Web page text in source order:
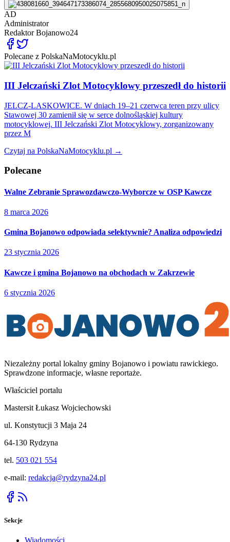
AD
Administrator
RedaktorBojanowo24
Polecane z PolskaNaMotocyklu.pl
III Jelczański Zlot Motocyklowy przeszedł do historii
JELCZ-LASKOWICE. W dniach 19–21 czerwca teren przy ulicy
Stawowej 30 zamienił się w serce dolnośląskiej kultury
motocyklowej. III Jelczański Zlot Motocyklowy, zorganizowany
przez M
Czytaj na PolskaNaMotocyklu.pl →
Polecane
Walne Zebranie Sprawozdawczo-Wyborcze w OSP Kawcze
8 marca 2026
Gmina Bojanowo odpowiada selektywnie? Analiza odpowiedzi
23 stycznia 2026
Kawcze i gmina Bojanowo na obchodach w Zakrzewie
6 stycznia 2026
Niezależny portal lokalny gminy Bojanowo i powiatu rawickiego.
Sprawdzone informacje, własne reportaże.
Właściciel portalu
Mastersit Łukasz Wojciechowski
ul. Konstytucji 3 Maja 24
64-130 Rydzyna
tel. 503 021 554
e-mail: redakcja@rydzyna24.pl
Sekcje